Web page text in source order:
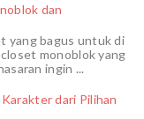
dan
yang bagus untuk di
monoblok yang
ingin ...
dari Pilihan